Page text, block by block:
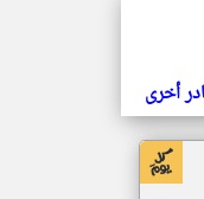
أخرى